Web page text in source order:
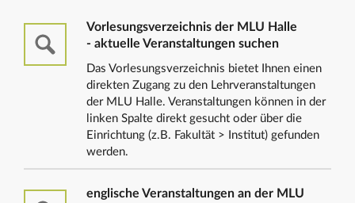
Vorlesungsverzeichnis der MLU Halle
- aktuelle Veranstaltungen suchen
Das Vorlesungsverzeichnis bietet Ihnen einen
direkten Zugang zu den Lehrveranstaltungen
der MLU Halle. Veranstaltungen können in der
linken Spalte direkt gesucht oder über die
Einrichtung (z.B. Fakultät > Institut) gefunden
werden.
englische Veranstaltungen an der MLU